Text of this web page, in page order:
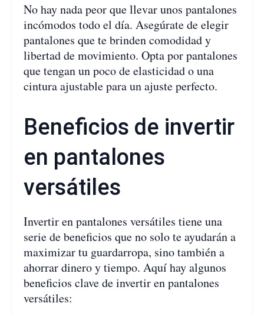
No hay nada peor que llevar unos pantalones
incómodos todo el día. Asegúrate de elegir
pantalones que te brinden comodidad y
libertad de movimiento. Opta por pantalones
que tengan un poco de elasticidad o una
cintura ajustable para un ajuste perfecto.
Beneficios de invertir
en pantalones
versátiles
Invertir en pantalones versátiles tiene una
serie de beneficios que no solo te ayudarán a
maximizar tu guardarropa, sino también a
ahorrar dinero y tiempo. Aquí hay algunos
beneficios clave de invertir en pantalones
versátiles: